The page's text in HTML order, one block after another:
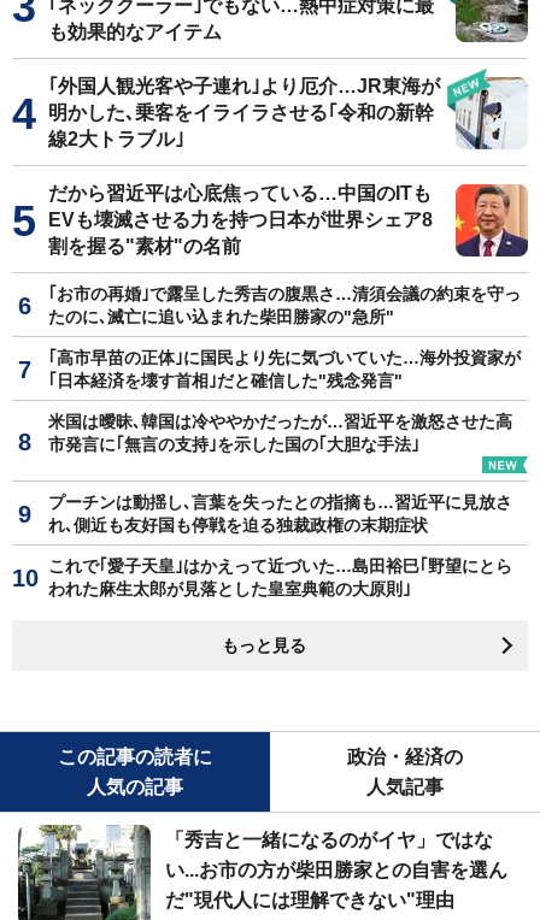
｢ネッククーラー｣でもない…熱中症対策に最
も効果的なアイテム
｢外国人観光客や子連れ｣より厄介…JR東海が
明かした､乗客をイライラさせる｢令和の新幹
線2大トラブル｣
だから習近平は心底焦っている…中国のITも
EVも壊滅させる力を持つ日本が世界シェア8
割を握る"素材"の名前
｢お市の再婚｣で露呈した秀吉の腹黒さ…清須会議の約束を守っ
たのに､滅亡に追い込まれた柴田勝家の"急所"
｢高市早苗の正体｣に国民より先に気づいていた…海外投資家が
｢日本経済を壊す首相｣だと確信した"残念発言"
米国は曖昧､韓国は冷ややかだったが…習近平を激怒させた高
市発言に｢無言の支持｣を示した国の｢大胆な手法｣
プーチンは動揺し､言葉を失ったとの指摘も…習近平に見放さ
れ､側近も友好国も停戦を迫る独裁政権の末期症状
これで｢愛子天皇｣はかえって近づいた…島田裕巳｢野望にとら
われた麻生太郎が見落とした皇室典範の大原則｣
もっと見る
この記事の読者に
人気の記事
政治・経済の
人気記事
「秀吉と一緒になるのがイヤ」ではな
い...お市の方が柴田勝家との自害を選ん
だ"現代人には理解できない"理由